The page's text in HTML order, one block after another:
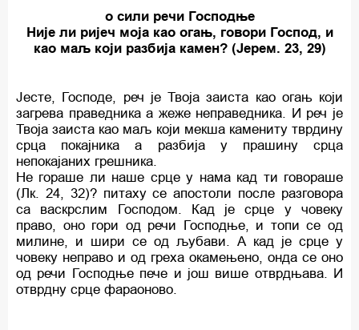
о сили речи Господње
Није ли ријеч моја као огањ, говори Господ, и
као маљ који разбија камен? (Јерем. 23, 29)
Јесте, Господе, реч је Твоја заиста као огањ који
загрева праведника а жеже неправедника. И реч је
Твоја заиста као маљ који мекша камениту тврдину
срца покајника а разбија у прашину срца
непокајаних грешника.
Не гораше ли наше срце у нама кад ти говораше
(Лк. 24, 32)? питаху се апостоли после разговора
са васкрслим Господом. Кад је срце у човеку
право, оно гори од речи Господње, и топи се од
милине, и шири се од љубави. А кад је срце у
човеку неправо и од греха окамењено, онда се оно
од речи Господње пече и још више отврдњава. И
отврдну срце фараоново.